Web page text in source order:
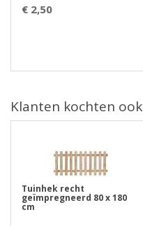
€ 2,50
Klanten kochten ook
Tuinhek recht
geïmpregneerd 80 x 180
cm